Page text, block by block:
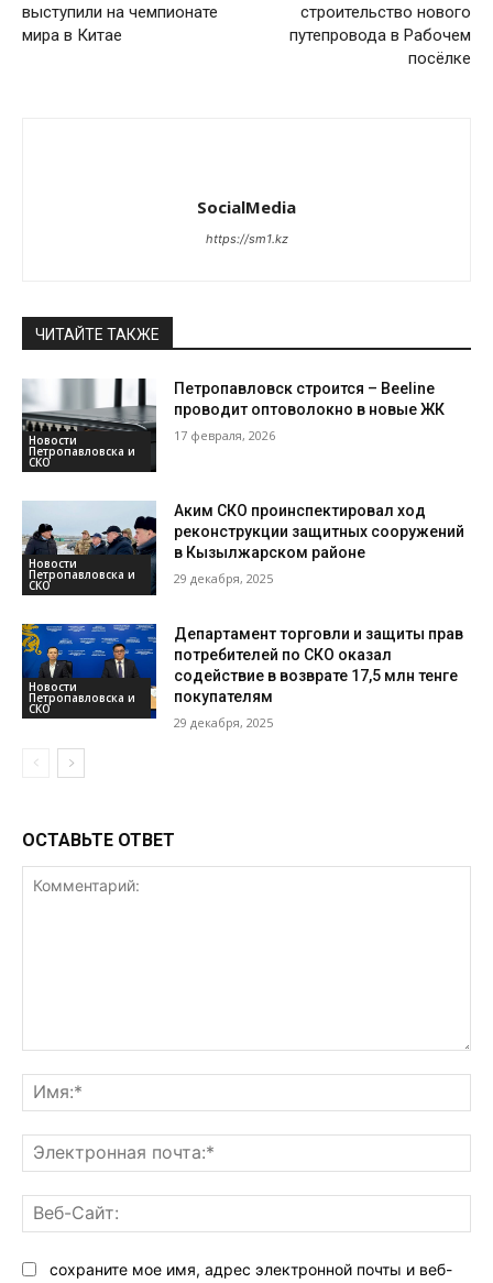
выступили на чемпионате
мира в Китае
строительство нового
путепровода в Рабочем
посёлке
SocialMedia
https://sm1.kz
ЧИТАЙТЕ ТАКЖЕ
Новости
Петропавловска и
СКО
Петропавловск строится – Beeline
проводит оптоволокно в новые ЖК
17 февраля, 2026
Новости
Петропавловска и
СКО
Аким СКО проинспектировал ход
реконструкции защитных сооружений
в Кызылжарском районе
29 декабря, 2025
Новости
Петропавловска и
СКО
Департамент торговли и защиты прав
потребителей по СКО оказал
содействие в возврате 17,5 млн тенге
покупателям
29 декабря, 2025
ОСТАВЬТЕ ОТВЕТ
сохраните мое имя, адрес электронной почты и веб-